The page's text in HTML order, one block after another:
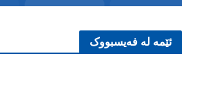
ئێمە لە فەیسبووک